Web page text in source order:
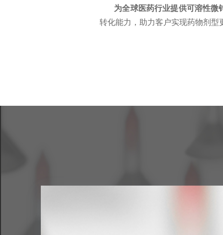
为全球医药行业提供可溶性微
转化能力，助力客户实现药物剂